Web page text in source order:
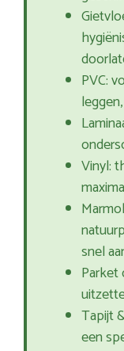
PVC:
Vinyl:
snel
Tapijt
een